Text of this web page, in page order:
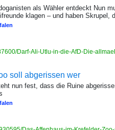
als Wähler entdeckt Nun
klagen – und haben
Darf-Ali-Utlu-in-die-AfD-Die-
soll abgerissen wer
nun fest, dass die Ruine